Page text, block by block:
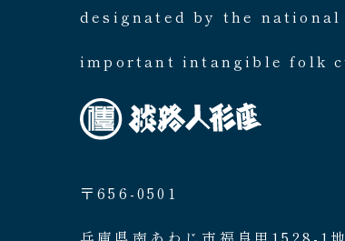
designated by the national
important intangible folk
〒656-0501